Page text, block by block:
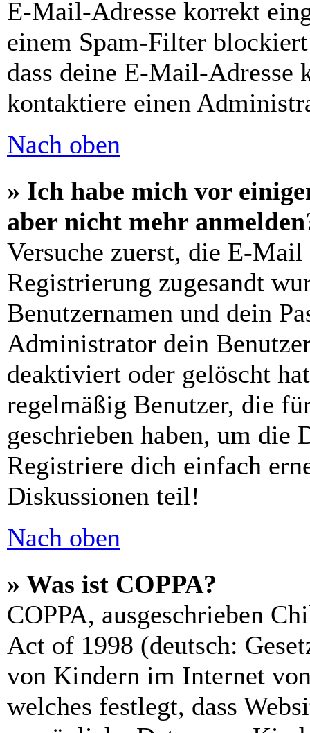
E-Mail-Adresse korrekt
einem Spam-Filter
dass deine E-Mail-Adresse
kontaktiere einen
Nach oben
» Ich habe mich vor
aber nicht mehr
Versuche zuerst, die E-
Registrierung zugesandt
Benutzernamen und dein
Administrator dein
deaktiviert oder gelöscht
regelmäßig Benutzer, die
geschrieben haben, um die
Registriere dich einfach
Diskussionen teil!
Nach oben
» Was ist COPPA?
COPPA, ausgeschrieben
Act of 1998 (deutsch:
von Kindern im Internet
welches festlegt, dass